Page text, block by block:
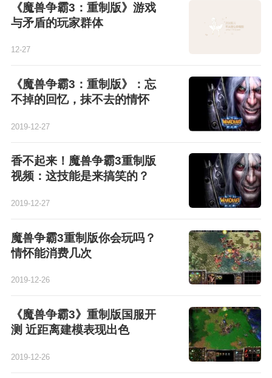
《魔兽争霸3：重制版》游戏
与矛盾的玩家群体
12-27
《魔兽争霸3：重制版》：忘
不掉的回忆，抹不去的情怀
2019-12-27
香不起来！魔兽争霸3重制版
视频：这技能是来搞笑的？
2019-12-27
魔兽争霸3重制版你会玩吗？
情怀能消费几次
2019-12-26
《魔兽争霸3》重制版国服开
测 近距离建模表现出色
2019-12-26